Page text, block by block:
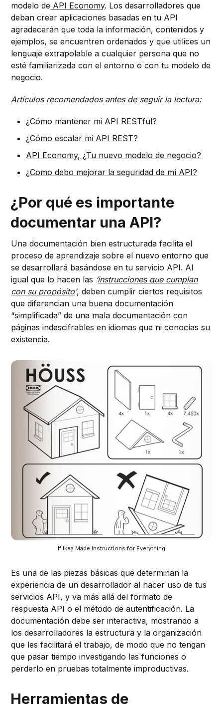
modelo de API Economy. Los desarrolladores que
deban crear aplicaciones basadas en tu API
agradecerán que toda la información, contenidos y
ejemplos, se encuentren ordenados y que utilices un
lenguaje extrapolable a cualquier persona que no
esté familiarizada con el entorno o con tu modelo de
negocio.
Artículos recomendados antes de seguir la lectura:
¿Cómo mantener mi API RESTful?
¿Cómo escalar mi API REST?
API Economy, ¿Tu nuevo modelo de negocio?
¿Como debo mejorar la seguridad de mí API?
¿Por qué es importante
documentar una API?
Una documentación bien estructurada facilita el
proceso de aprendizaje sobre el nuevo entorno que
se desarrollará basándose en tu servicio API. Al
igual que lo hacen las ‘instrucciones que cumplan
con su propósito’, deben cumplir ciertos requisitos
que diferencian una buena documentación
“simplificada” de una mala documentación con
páginas indescifrables en idiomas que ni conocías su
existencia.
If Ikea Made Instructions for Everything
Es una de las piezas básicas que determinan la
experiencia de un desarrollador al hacer uso de tus
servicios API, y va más allá del formato de
respuesta API o el método de autentificación. La
documentación debe ser interactiva, mostrando a
los desarrolladores la estructura y la organización
que les facilitará el trabajo, de modo que no tengan
que pasar tiempo investigando las funciones o
perderlo en pruebas totalmente improductivas.
Herramientas de